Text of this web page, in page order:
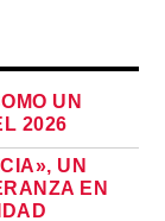
UN
2026
UN
EN